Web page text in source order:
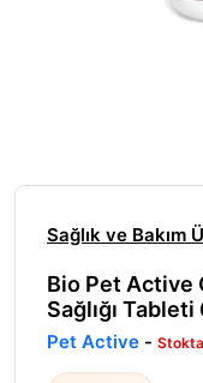
Sağlık ve Bakım
Bio Pet Active
Sağlığı
Pet Active -